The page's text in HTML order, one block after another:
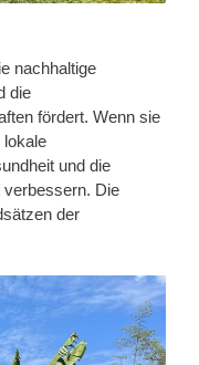
nachhaltige
die
fördert. Wenn sie
und die
Die
der